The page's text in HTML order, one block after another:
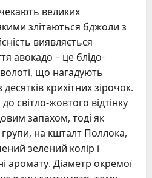
чекають великих
злітаються бджоли з
виявляється
авокадо – це блідо-
що нагадують
крихітних зірочок.
світло-жовтого відтінку
запахом, тоді як
групи, на кшталт Поллока,
зелений колір і
аромату. Діаметр окремої